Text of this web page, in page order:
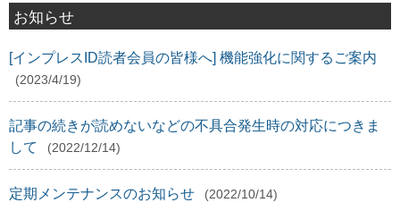
お知らせ
[インプレスID読者会員の皆様へ] 機能強化に関するご案内
(2023/4/19)
記事の続きが読めないなどの不具合発生時の対応につきま
して
(2022/12/14)
定期メンテナンスのお知らせ (2022/10/14)